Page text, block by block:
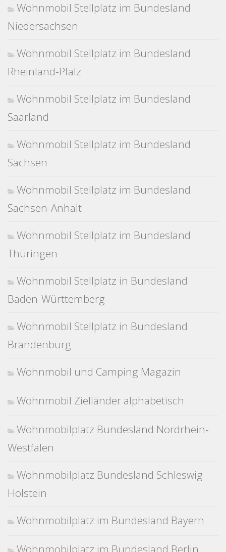
Wohnmobil Stellplatz im Bundesland
Niedersachsen
Wohnmobil Stellplatz im Bundesland
Rheinland-Pfalz
Wohnmobil Stellplatz im Bundesland
Saarland
Wohnmobil Stellplatz im Bundesland
Sachsen
Wohnmobil Stellplatz im Bundesland
Sachsen-Anhalt
Wohnmobil Stellplatz im Bundesland
Thüringen
Wohnmobil Stellplatz in Bundesland
Baden-Württemberg
Wohnmobil Stellplatz in Bundesland
Brandenburg
Wohnmobil und Camping Magazin
Wohnmobil Zielländer alphabetisch
Wohnmobilplatz Bundesland Nordrhein-
Westfalen
Wohnmobilplatz Bundesland Schleswig
Holstein
Wohnmobilplatz im Bundesland Bayern
Wohnmobilplatz im Bundesland Berlin